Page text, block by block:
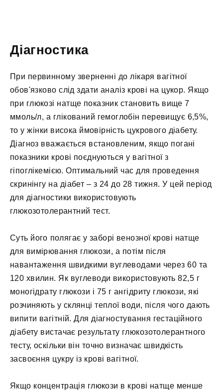
Діагностика
При первинному зверненні до лікаря вагітної
обов'язково слід здати аналіз крові на цукор. Якщо
при глюкозі натще показник становить вище 7
ммоль/л, а глікований гемоглобін перевищує 6,5%,
то у жінки висока ймовірність цукрового діабету.
Діагноз вважається встановленим, якщо погані
показники крові поєднуються у вагітної з
гіпоглікемією. Оптимальний час для проведення
скринінгу на діабет – з 24 до 28 тижня. У цей період
для діагностики використовують
глюкозотолерантний тест.
Суть його полягає у заборі венозної крові натще
для вимірювання глюкози, а потім після
навантаження швидкими вуглеводами через 60 та
120 хвилин. Як вуглеводи використовують 82,5 г
моногідрату глюкози і 75 г ангідриту глюкози, які
розчиняють у склянці теплої води, після чого дають
випити вагітній. Для діагностування гестаційного
діабету вистачає результату глюкозотолерантного
тесту, оскільки він точно визначає швидкість
засвоєння цукру із крові вагітної.
Якщо концентрація глюкози в крові натще менше